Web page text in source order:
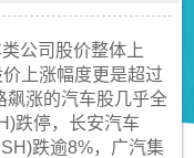
公司股价整体上
上涨幅度更是超过
飙涨的汽车股几乎全
跌停，长安汽车
跌逾8%，广汽集